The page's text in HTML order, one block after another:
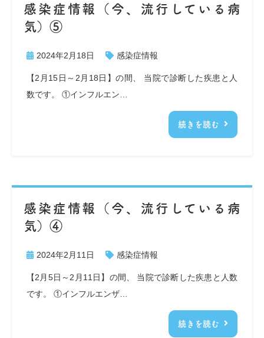
感染症情報（今、流行している病
気）⑤
2024年2月18日 感染症情報
【2月15日～2月18日】の間、 当院で診断した疾患と人
数です。 ①インフルエン…
続きを読む
感染症情報（今、流行している病
気）④
2024年2月11日 感染症情報
【2月5日～2月11日】の間、 当院で診断した疾患と人数
です。 ①インフルエンザ…
続きを読む